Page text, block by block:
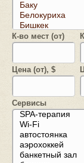
К-во мест (от)
Цена (от), $
Сервисы